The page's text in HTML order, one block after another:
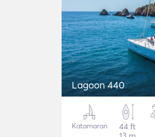
Lagoon 440
Katamaran
44 ft